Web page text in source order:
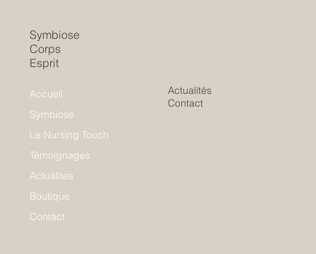
Symbiose
Corps
Esprit
Accueil
Symbiose
Le Nursing Touch
Témoignages
Actualités
Boutique
Contact
Actualités
Contact